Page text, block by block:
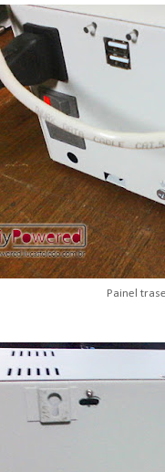
Painel